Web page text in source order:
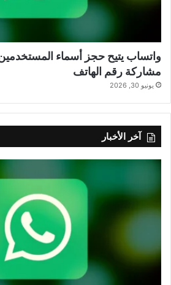
واتساب يتيح حجز أسماء
مشاركة رقم الهاتف
يونيو 30, 2026
آخر الأخبار